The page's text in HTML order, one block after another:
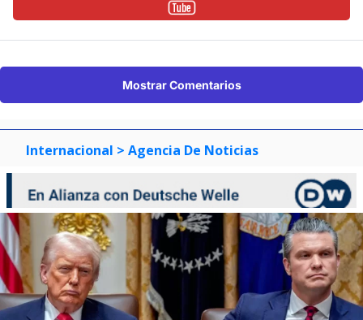
Mostrar Comentarios
Internacional > Agencia De Noticias